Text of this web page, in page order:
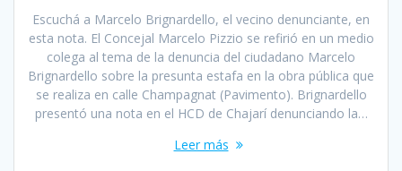
Escuchá a Marcelo Brignardello, el vecino denunciante, en
esta nota. El Concejal Marcelo Pizzio se refirió en un medio
colega al tema de la denuncia del ciudadano Marcelo
Brignardello sobre la presunta estafa en la obra pública que
se realiza en calle Champagnat (Pavimento). Brignardello
presentó una nota en el HCD de Chajarí denunciando la…
Leer más